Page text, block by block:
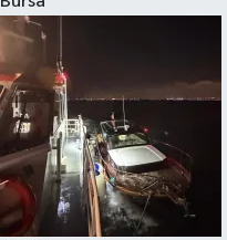
Sağlık
Dünya
Magazin